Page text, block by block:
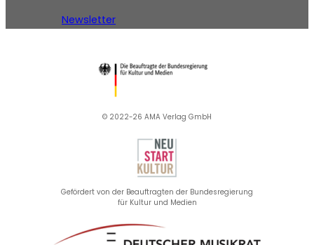
Newsletter
© 2022-26 AMA Verlag GmbH​
Gefördert von der Beauftragten der Bundesregierung
für Kultur und Medien